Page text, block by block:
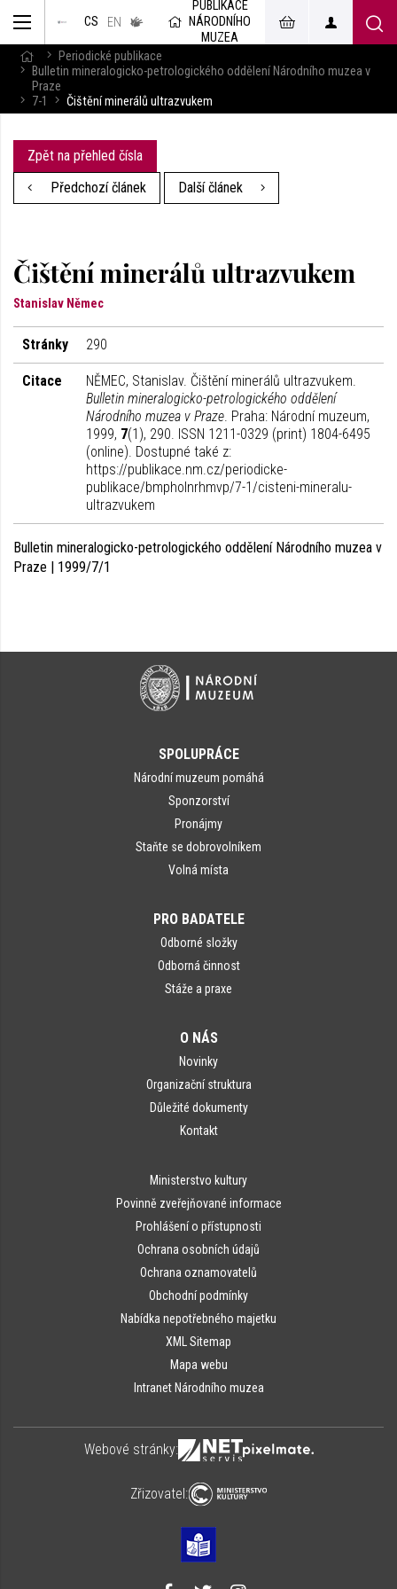
CS EN
v českém
jazyce
PUBLIKACE
NÁRODNÍHO
MUZEA
Periodické publikace
Bulletin mineralogicko-petrologického oddělení Národního muzea v
Praze
7-1
Čištění minerálů ultrazvukem
Zpět na přehled čísla
Předchozí článek
Další článek
Čištění minerálů ultrazvukem
Stanislav Němec
Stránky 290
Citace
NĚMEC, Stanislav. Čištění minerálů ultrazvukem.
Bulletin mineralogicko-petrologického oddělení
Národního muzea v Praze. Praha: Národní muzeum,
1999, 7(1), 290. ISSN 1211-0329 (print) 1804-6495
(online). Dostupné také z:
https://publikace.nm.cz/periodicke-
publikace/bmpholnrhmvp/7-1/cisteni-mineralu-
ultrazvukem
Bulletin mineralogicko-petrologického oddělení Národního muzea v
Praze | 1999/7/1
SPOLUPRÁCE
Národní muzeum pomáhá
Sponzorství
Pronájmy
Staňte se dobrovolníkem
Volná místa
PRO BADATELE
Odborné složky
Odborná činnost
Stáže a praxe
O NÁS
Novinky
Organizační struktura
Důležité dokumenty
Kontakt
Ministerstvo kultury
Povinně zveřejňované informace
Prohlášení o přístupnosti
Ochrana osobních údajů
Ochrana oznamovatelů
Obchodní podmínky
Nabídka nepotřebného majetku
XML Sitemap
Mapa webu
Intranet Národního muzea
Webové stránky:
Zřizovatel: